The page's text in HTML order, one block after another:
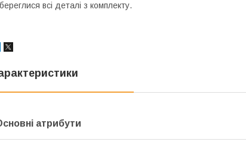
всі деталі з комплекту.
атрибути